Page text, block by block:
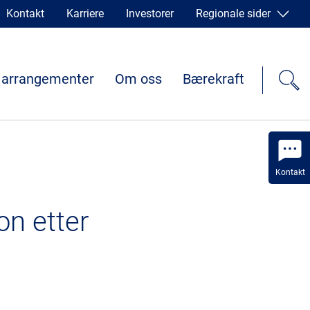
Kontakt
Kontakt Karriere Investorer Regionale sider
Om oss Bærekraft
etter